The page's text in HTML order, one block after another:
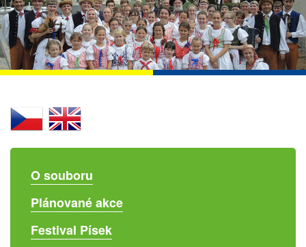
O souboru
Plánované akce
Festival Písek